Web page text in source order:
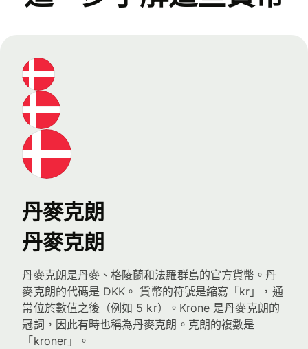
丹麥克朗
丹麥克朗
丹麥克朗是丹麥、格陵蘭和法羅群島的官方貨幣。丹
麥克朗的代碼是 DKK。 貨幣的符號是縮寫「kr」，通
常位於數值之後（例如 5 kr）。Krone 是丹麥克朗的
冠詞，因此有時也稱為丹麥克朗。克朗的複數是
「kroner」。